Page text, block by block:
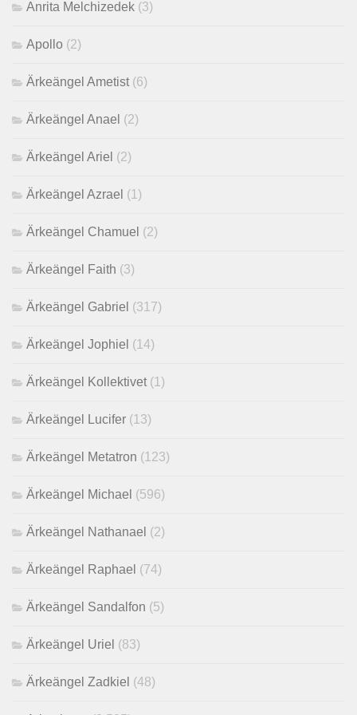
Anrita Melchizedek (3)
Apollo (2)
Ärkeängel Ametist(6)
Ärkeängel Anael (2)
Ärkeängel Ariel (2)
Ärkeängel Azrael (1)
Ärkeängel Chamuel (2)
Ärkeängel Faith (3)
Ärkeängel Gabriel (317)
Ärkeängel Jophiel (14)
Ärkeängel Kollektivet(1)
Ärkeängel Lucifer (13)
Ärkeängel Metatron (123)
Ärkeängel Michael (596)
Ärkeängel Nathanael (2)
Ärkeängel Raphael (74)
Ärkeängel Sandalfon (5)
Ärkeängel Uriel (83)
Ärkeängel Zadkiel (48)